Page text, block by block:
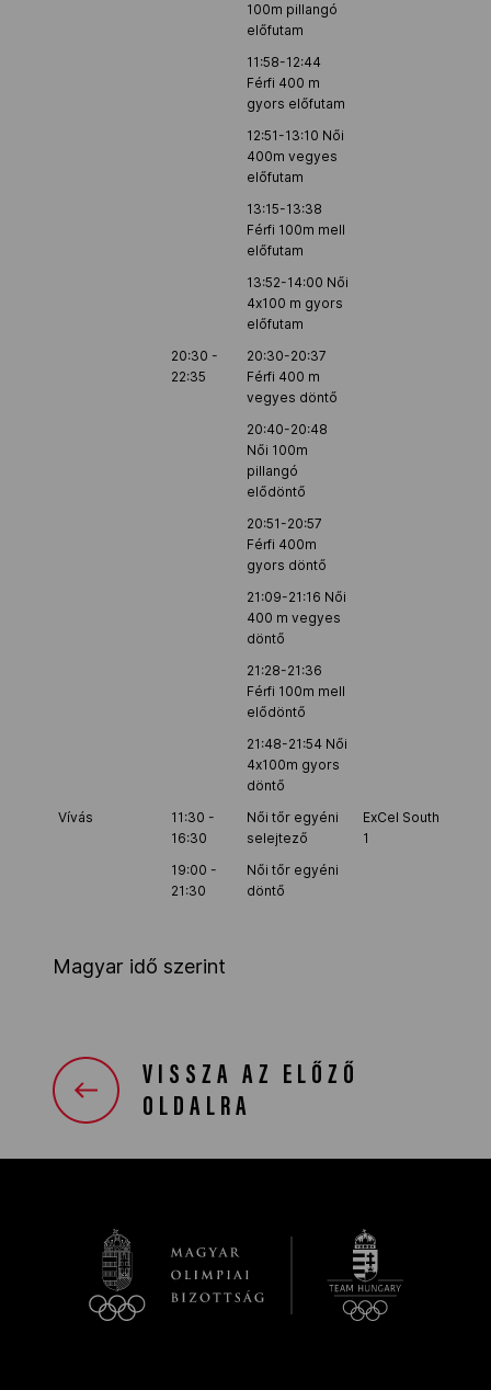
100m pillangó
előfutam
11:58-12:44
Férfi 400 m
gyors előfutam
12:51-13:10 Női
400m vegyes
előfutam
13:15-13:38
Férfi 100m mell
előfutam
13:52-14:00 Női
4x100 m gyors
előfutam
20:30 -
22:35
20:30-20:37
Férfi 400 m
vegyes döntő
20:40-20:48
Női 100m
pillangó
elődöntő
20:51-20:57
Férfi 400m
gyors döntő
21:09-21:16 Női
400 m vegyes
döntő
21:28-21:36
Férfi 100m mell
elődöntő
21:48-21:54 Női
4x100m gyors
döntő
Vívás
11:30 -
16:30
Női tőr egyéni
selejtező
ExCel South Hall
1
19:00 -
21:30
Női tőr egyéni
döntő
Magyar idő szerint
VISSZA AZ ELŐZŐ
OLDALRA